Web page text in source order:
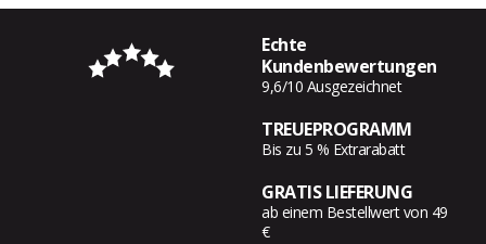
Echte
Kundenbewertungen
9,6/10 Ausgezeichnet
TREUEPROGRAMM
Bis zu 5 % Extrarabatt
GRATIS LIEFERUNG
ab einem Bestellwert von 49
€